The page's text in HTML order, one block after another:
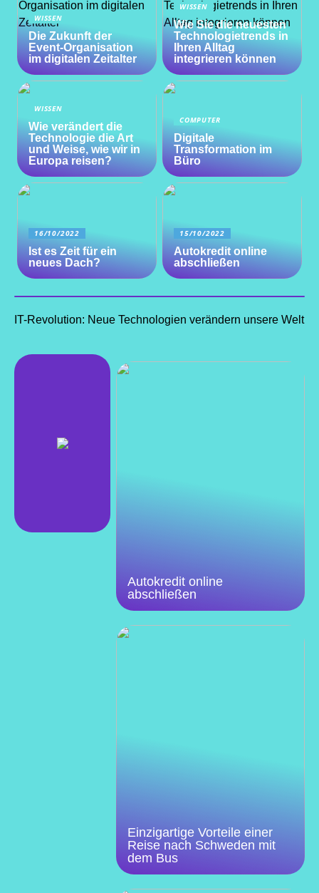
WISSEN
Die Zukunft der
Event-Organisation
im digitalen Zeitalter
WISSEN
Wie Sie die neuesten
Technologietrends in
Ihren Alltag
integrieren können
WISSEN
Wie verändert die
Technologie die Art
und Weise, wie wir in
Europa reisen?
COMPUTER
Digitale
Transformation im
Büro
16/10/2022
Ist es Zeit für ein
neues Dach?
15/10/2022
Autokredit online
abschließen
IT-Revolution: Neue Technologien verändern unsere Welt
Autokredit online
abschließen
Einzigartige Vorteile einer
Reise nach Schweden mit
dem Bus